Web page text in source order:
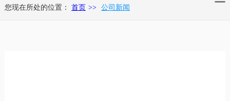
您现在所处的位置： 首页 公司新闻